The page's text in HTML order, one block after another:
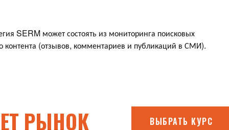
SERM может состоять из мониторинга поисковых
контента (отзывов, комментариев и публикаций в СМИ).